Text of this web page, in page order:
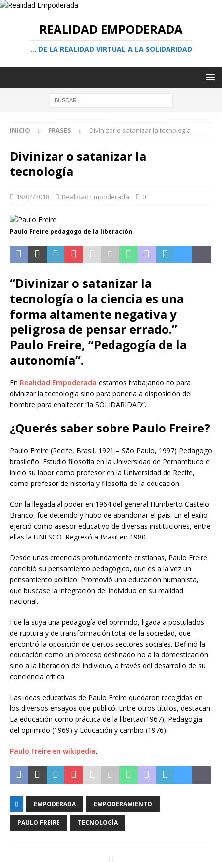
REALIDAD EMPODERADA
… DE LA REALIDAD VIRTUAL A LA SOLIDARIDAD
INICIO FRASES Divinizar o satanizar la tecnología
Divinizar o satanizar la
tecnología
19/04/2018 Realidad Empoderada 0
Paulo Freire pedagogo de la liberación
“Divinizar o satanizar la
tecnología o la ciencia es una
forma altamente negativa y
peligrosa de pensar errado.”
Paulo Freire, “Pedagogía de la
autonomía”.
En Realidad Empoderada estamos trabajando no para
divinizar la tecnología sino para ponerla a disposición del
hombre para enaltecer “la SOLIDARIDAD”.
¿Querés saber sobre Paulo Freire?
Paulo Freire (Recife, Brasil, 1921 – São Paulo, 1997) Pedagogo
brasileño. Estudió filosofía en la Universidad de Pernambuco e
inició su labor como profesor en la Universidad de Recife,
como profesor de historia y filosofía de la educación.
Con la llegada al poder en 1964 del general Humberto Castelo
Branco, fue detenido y hubo de abandonar el país. En el exilio
ejerció como asesor educativo de diversas instituciones, entre
ellas la UNESCO. Regresó a Brasil en 1980.
Desde unas creencias profundamente cristianas, Paulo Freire
concibió su pensamiento pedagógico, que es a la vez un
pensamiento político. Promovió una educación humanista,
que buscase la integración del individuo en su realidad
nacional.
Fue la suya una pedagogía del oprimido, ligada a postulados
de ruptura y de transformación total de la sociedad, que
encontró la oposición de ciertos sectores sociales. Definió la
educación como un proceso destinado no a la domesticación
sino a la liberación del individuo, a través del desarrollo de su
conciencia crítica.
Las ideas educativas de Paulo Freire quedaron recogidas en
los diversos ensayos que publicó. Entre otros títulos, destacan
La educación como práctica de la libertad(1967), Pedagogía
del oprimido (1969) y Educación y cambio (1976).
Paulo Freire en wikipedia.
EMPODERADA EMPODERAMIENTO
PAULO FREIRE TECNOLOGÍA